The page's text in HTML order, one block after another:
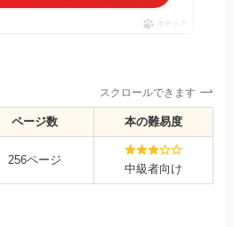
ポチップ
スクロールできます
ページ数 本の難易度
256ページ
中級者向け